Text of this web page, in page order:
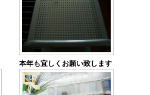
本年も宜しくお願い致します